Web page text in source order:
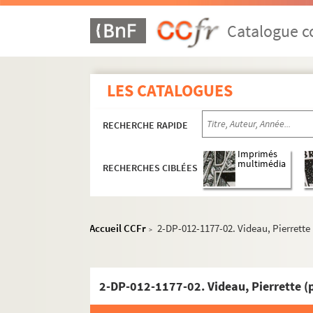
Catalogue
LES CATALOGUES
RECHERCHE RAPIDE
RECHERCHES CIBLÉES
Imprimés
multimédia
Accueil CCFr > 2-DP-012-1177-02. Videau,
2-DP-012-1177-02. Videau, Pierrette